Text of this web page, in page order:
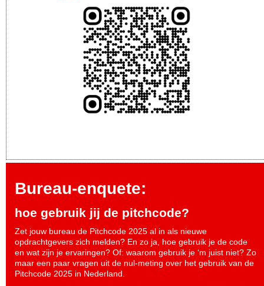
Bureau-enquete:
hoe gebruik jij de pitchcode?
Zet jouw bureau de Pitchcode 2025 al in als nieuwe
opdrachtgevers zich melden? En zo ja, hoe gebruik je de code
en wat zijn je ervaringen? Of: waarom gebruik je ‘m juist niet? Zo
maar een paar vragen uit de nul-meting over het gebruik van de
Pitchcode 2025 in Nederland.